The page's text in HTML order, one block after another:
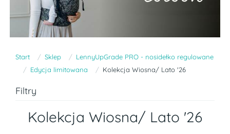
Start Sklep
LennyUpGrade PRO - nosidełko regulowane
Edycja limitowana
Kolekcja Wiosna/ Lato '26
Filtry
Kolekcja Wiosna/ Lato '26